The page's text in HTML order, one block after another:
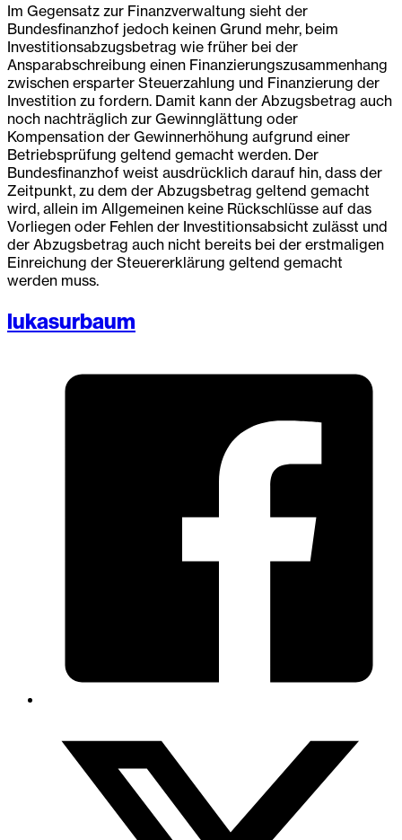
Im Gegensatz zur Finanzverwaltung sieht der
Bundesfinanzhof jedoch keinen Grund mehr, beim
Investitionsabzugsbetrag wie früher bei der
Ansparabschreibung einen Finanzierungszusammenhang
zwischen ersparter Steuerzahlung und Finanzierung der
Investition zu fordern. Damit kann der Abzugsbetrag auch
noch nachträglich zur Gewinnglättung oder
Kompensation der Gewinnerhöhung aufgrund einer
Betriebsprüfung geltend gemacht werden. Der
Bundesfinanzhof weist ausdrücklich darauf hin, dass der
Zeitpunkt, zu dem der Abzugsbetrag geltend gemacht
wird, allein im Allgemeinen keine Rückschlüsse auf das
Vorliegen oder Fehlen der Investitionsabsicht zulässt und
der Abzugsbetrag auch nicht bereits bei der erstmaligen
Einreichung der Steuererklärung geltend gemacht
werden muss.
lukasurbaum